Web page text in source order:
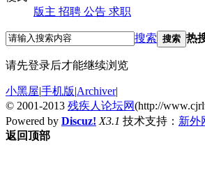
版主 招聘 公告 求职
搜索 搜索 热
请先登录后才能继续浏览
小黑屋|手机版|Archiver|
© 2001-2013 残疾人论坛网(http://
Powered by Discuz! X3.1 技术支持： 新外
返回顶部